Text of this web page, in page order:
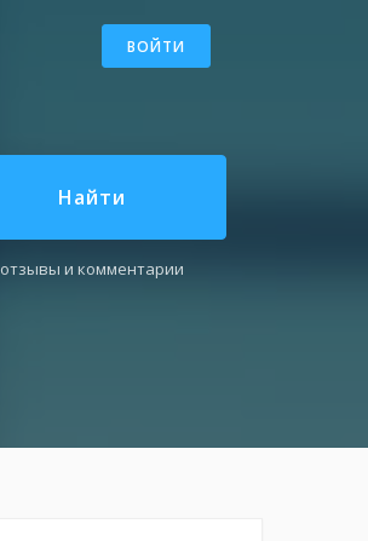
ВОЙТИ
Найти
отзывы и комментарии